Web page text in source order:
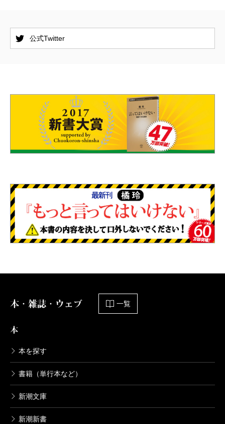
公式Twitter
本・雑誌・ウェブ 一覧
本
本を探す
書籍（単行本など）
新潮文庫
新潮新書